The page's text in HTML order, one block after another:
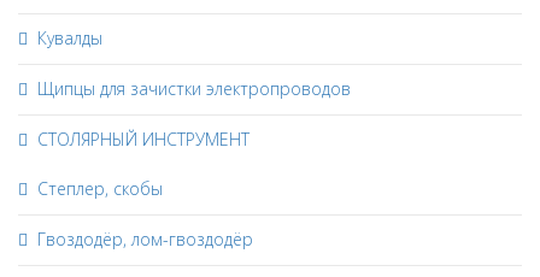
Кувалды
Щипцы для зачистки электропроводов
СТОЛЯРНЫЙ ИНСТРУМЕНТ
Степлер, скобы
Гвоздодёр, лом-гвоздодёр